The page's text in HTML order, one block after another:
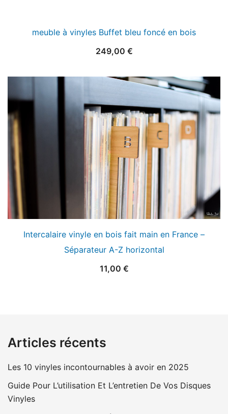
meuble à vinyles Buffet bleu foncé en bois
249,00 €
Intercalaire vinyle en bois fait main en France –
Séparateur A-Z horizontal
11,00 €
Articles récents
Les 10 vinyles incontournables à avoir en 2025
Guide Pour L’utilisation Et L’entretien De Vos Disques
Vinyles